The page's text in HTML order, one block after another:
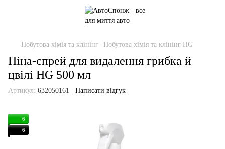
Побутова хімія та клінінг Побутова хімія та клінінг HG
Піна-спрей для видалення грибка й
цвілі HG 500 мл
Артикул: 632050161 Написати відгук
6
6